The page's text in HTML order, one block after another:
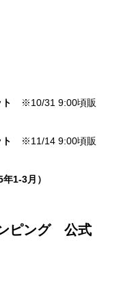
※10/31 9:00頃販
※11/14 9:00頃販
1-3月）
ピング 公式